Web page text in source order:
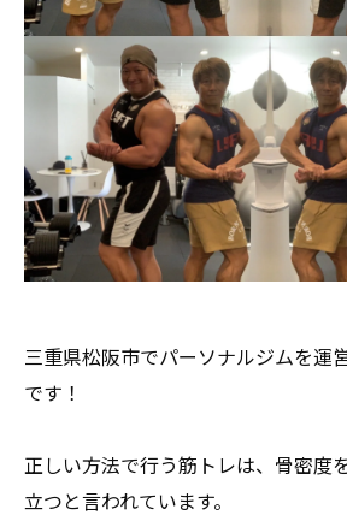
三重県松阪市でパーソナルジムを運
です ！
正しい方法で行う筋トレは、 骨密度
立つと言われています。